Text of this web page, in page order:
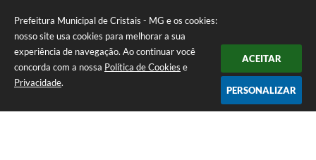
Prefeitura Municipal de Cristais - MG e os cookies:
nosso site usa cookies para melhorar a sua
experiência de navegação. Ao continuar você
concorda com a nossa Política de Cookies e
Privacidade.
ACEITAR
PERSONALIZAR